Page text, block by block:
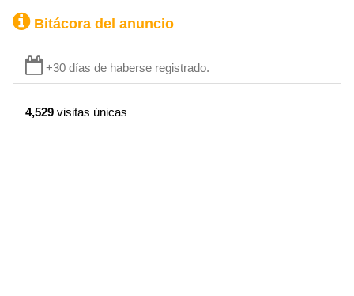
Bitácora del anuncio
+30 días de haberse registrado.
4,529 visitas únicas